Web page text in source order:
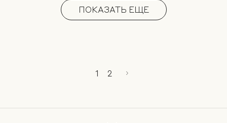
ПОКАЗАТЬ ЕЩЕ
1 2